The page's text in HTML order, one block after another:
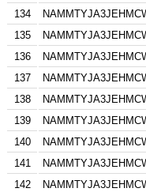
134
135
136
137
138
139
140
141
142